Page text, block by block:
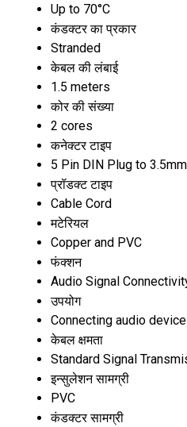
Up to 70°C
कंडक्टर का प्रकार
Stranded
केबल की लंबाई
1.5 meters
कोर की संख्या
2 cores
कनेक्टर टाइप
5 Pin DIN Plug to
प्रॉडक्ट टाइप
Cable Cord
मटेरियल
Copper and PVC
फंक्शन
Audio Signal
उपयोग
Connecting audio
केबल क्षमता
Standard Signal
इन्सुलेशन सामग्री
PVC
कंडक्टर सामग्री